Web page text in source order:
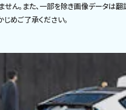
ん。また、一部を除き画像データは翻
めご了承ください。